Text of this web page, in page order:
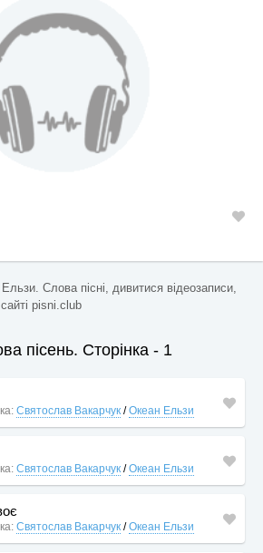
Слова пісні, дивитися відеозаписи,
pisni.club
пісень. Сторінка - 1
Святослав Вакарчук /Океан Ельзи
Святослав Вакарчук /Океан Ельзи
Святослав Вакарчук /Океан Ельзи